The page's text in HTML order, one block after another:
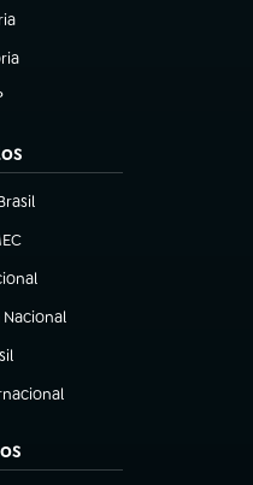
nova aba)
nova aba)
nova aba)
aba)
aba)
aba)
nova aba)
aba)